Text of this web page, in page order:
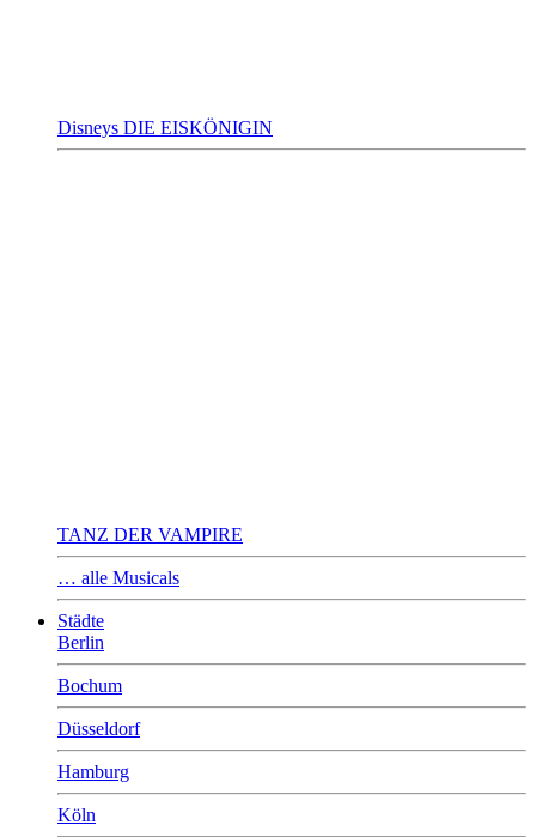
Disneys DIE EISKÖNIGIN
TANZ DER VAMPIRE
… alle Musicals
Städte
Berlin
Bochum
Düsseldorf
Hamburg
Köln